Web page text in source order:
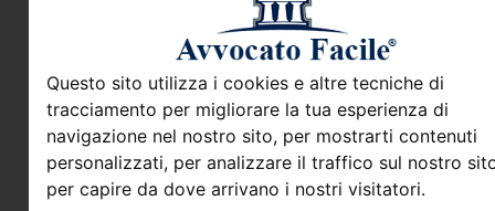
Questo sito utilizza i cookies e altre tecniche di
tracciamento per migliorare la tua esperienza di
navigazione nel nostro sito, per mostrarti contenuti
personalizzati, per analizzare il traffico sul nostro
per capire da dove arrivano i nostri visitatori.
A volte è possibile che le bande siano
finanziate economicamente da un
soggetto esterno, il quale pur non
prendendo personalmente parte alle
“missioni criminose”, si macchia di reato
per sovvenzione economica o per